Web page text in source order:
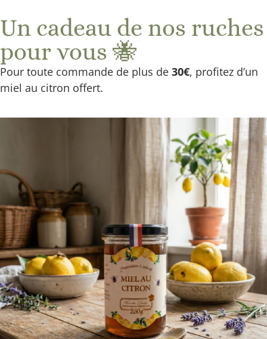
et 60€ à Domicile
La Propolis : Un
Trésor de la Ruche
aux Vertus
Exceptionnelles
Un cadeau de nos ruches
pour vous 🐝
Pour toute commande de plus de 30€, profitez d’un
miel au citron offert.